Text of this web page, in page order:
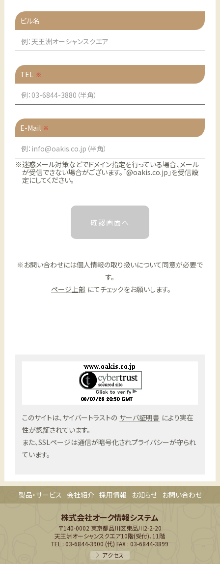
ビル名
TEL
E-Mail
※迷惑メール対策などでドメイン指定を行っている場合、メール
が受信できない場合がございます。「@oakis.co.jp」を受信設
定にしてください。
※お問い合わせには個人情報の取り扱いについて同意が必要で
す。
ページ上部 にてチェックをお願いします。
このサイトは、サイバートラストの サーバ証明書 により実在
性が認証されています。
また、SSLページは通信が暗号化されプライバシーが守られ
ています。
製品・サービス 会社紹介 採用情報 お知らせ お問い合わせ
株式会社オーク情報システム
〒140-0002 東京都品川区東品川2-2-20
天王洲オーシャンスクエア10階(受付)、11階
TEL : 03-6844-3900 (代) FAX : 03-6844-3899
アクセス